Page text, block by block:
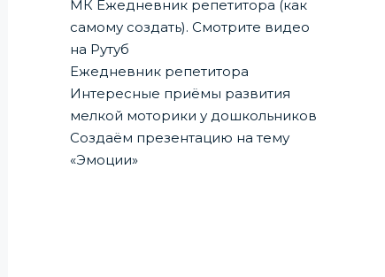
МК Ежедневник репетитора (как
самому создать). Смотрите видео
на Рутуб
Ежедневник репетитора
Интересные приёмы развития
мелкой моторики у дошкольников
Создаём презентацию на тему
«Эмоции»